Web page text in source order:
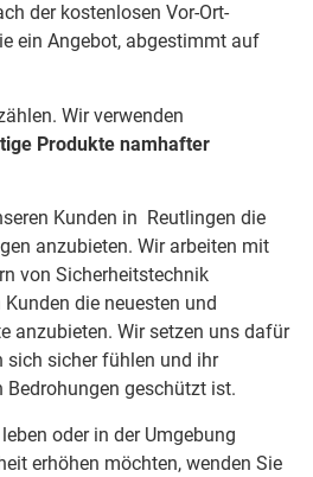
der kostenlosen Vor-Ort-
ein Angebot, abgestimmt auf
Wir verwenden
Produkte namhafter
Kunden in Reutlingen die
anzubieten. Wir arbeiten mit
von Sicherheitstechnik
die neuesten und
anzubieten. Wir setzen uns dafür
sich sicher fühlen und ihr
geschützt ist.
oder in der Umgebung
erhöhen möchten, wenden Sie